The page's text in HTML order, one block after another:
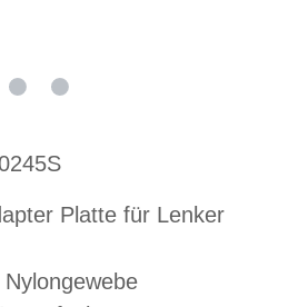
Platte für Lenker